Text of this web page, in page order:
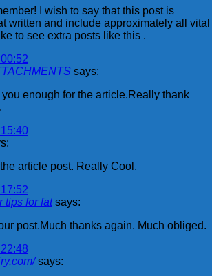
I wish to say that this post is
written and include approximately all vital
to see extra posts like this .
says:
you enough for the article.Really thank
article post. Really Cool.
tips for fat says:
post.Much thanks again. Much obliged.
says: